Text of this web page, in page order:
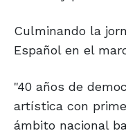
Culminando la
Español en el
"40 años de
artística con
ámbito nacional